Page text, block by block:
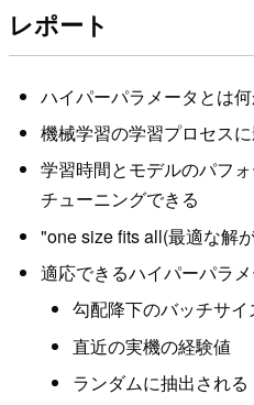
レポート
ハイパーパラメータとは
機械学習の学習プロセス
学習時間とモデルのパフ
チューニングできる
"one size fits all(最適な解
適応できるハイパーパラ
勾配降下のバッチサイ
直近の実機の経験値
ランダムに抽出される